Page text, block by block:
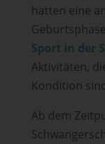
hatten eine
Sport in der
Aktivitäten,
Kondition
Ab dem